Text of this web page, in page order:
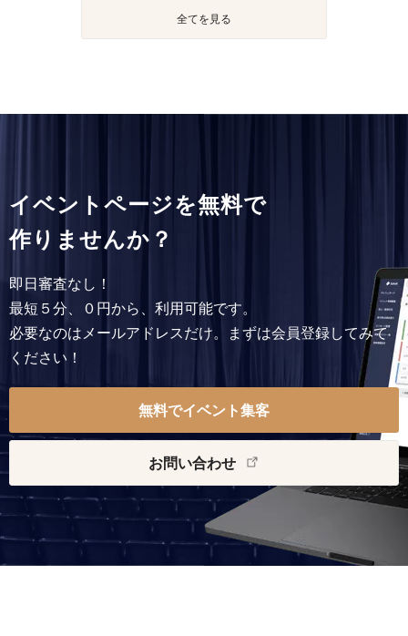
全てを見る
イベントページを無料で
作りませんか？
即日審査なし！
最短５分、０円から、利用可能です。
必要なのはメールアドレスだけ。まずは会員登録してみて
ください！
無料でイベント集客
お問い合わせ